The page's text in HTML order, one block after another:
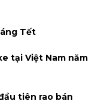
Tết
tại Việt Nam năm
tiên rao bán